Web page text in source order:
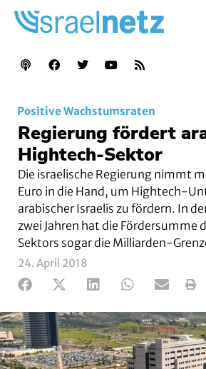
Positive Wachstumsraten
Regierung fördert
Hightech-Sektor
Die israelische Regierung nimmt
Euro in die Hand, um Hightech-
arabischer Israelis zu fördern. In
zwei Jahren hat die Fördersumme
Sektors sogar die Milliarden-
24. April 2018